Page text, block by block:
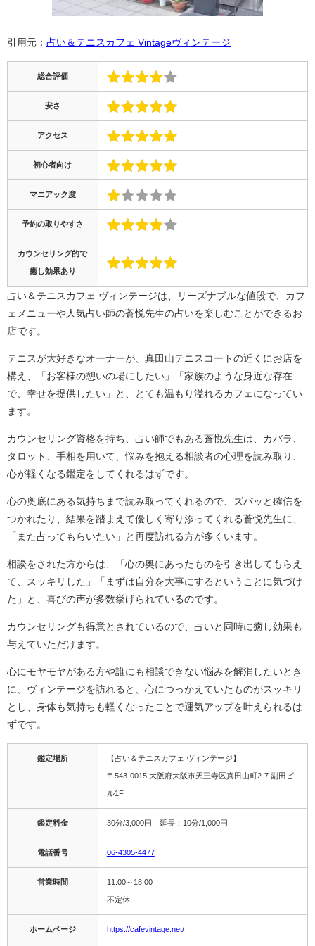
引用元： 占い＆テニスカフェ Vintageヴィンテージ
総合評価
安さ
アクセス
初心者向け
マニアック度
予約の取りやすさ
カウンセリング的で
癒し効果あり
占い＆テニスカフェ ヴィンテージは、リーズナブルな値段で、カフ
ェメニューや人気占い師の蒼悦先生の占いを楽しむことができるお
店です。
テニスが大好きなオーナーが、真田山テニスコートの近くにお店を
構え、「お客様の憩いの場にしたい」「家族のような身近な存在
で、幸せを提供したい」と、とても温もり溢れるカフェになってい
ます。
カウンセリング資格を持ち、占い師でもある蒼悦先生は、カバラ、
タロット、手相を用いて、悩みを抱える相談者の心理を読み取り、
心が軽くなる鑑定をしてくれるはずです。
心の奥底にある気持ちまで読み取ってくれるので、ズバッと確信を
つかれたり、結果を踏まえて優しく寄り添ってくれる蒼悦先生に、
「また占ってもらいたい」と再度訪れる方が多くいます。
相談をされた方からは、「心の奥にあったものを引き出してもらえ
て、スッキリした」「まずは自分を大事にするということに気づけ
た」と、喜びの声が多数挙げられているのです。
カウンセリングも得意とされているので、占いと同時に癒し効果も
与えていただけます。
心にモヤモヤがある方や誰にも相談できない悩みを解消したいとき
に、ヴィンテージを訪れると、心につっかえていたものがスッキリ
とし、身体も気持ちも軽くなったことで運気アップを叶えられるは
ずです。
鑑定場所 【占い＆テニスカフェ ヴィンテージ】
〒543-0015 大阪府大阪市天王寺区真田山町2-7 副田ビ
ル1F
鑑定料金 30分/3,000円 延長：10分/1,000円
電話番号 06-4305-4477
営業時間 11:00～18:00
不定休
ホームページ https://cafevintage.net/